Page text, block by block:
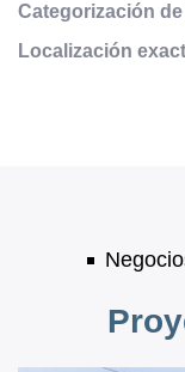
Categorización
Localización